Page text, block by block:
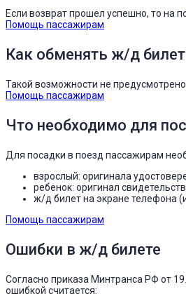
Если возврат прошел успешно, то на
Помощь пассажирам
Как обменять ж/д
Такой возможности не
Помощь пассажирам
Что необходимо для
Для посадки в поезд пассажирам
взрослый: оригинала
ребенок: оригинал
ж/д билет на экране телефона
Помощь пассажирам
Ошибки в ж/д билете
Согласно приказа Минтранса РФ от
ошибкой считается: